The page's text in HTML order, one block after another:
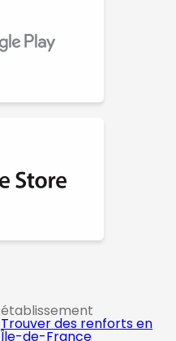
établissement
Trouver des renforts en
Île-de-France